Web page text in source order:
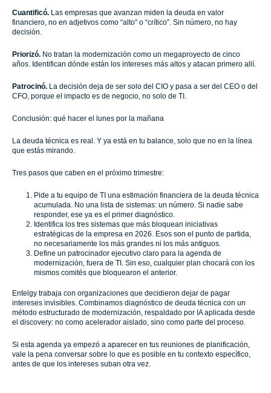
Cuantificó. Las empresas que avanzan miden la deuda en valor
financiero, no en adjetivos como “alto” o “crítico”. Sin número, no hay
decisión.
Priorizó. No tratan la modernización como un megaproyecto de cinco
años. Identifican dónde están los intereses más altos y atacan primero allí.
Patrocinó. La decisión deja de ser solo del CIO y pasa a ser del CEO o del
CFO, porque el impacto es de negocio, no solo de TI.
Conclusión: qué hacer el lunes por la mañana
La deuda técnica es real. Y ya está en tu balance, solo que no en la línea
que estás mirando.
Tres pasos que caben en el próximo trimestre:
Pide a tu equipo de TI una estimación financiera de la deuda técnica
acumulada. No una lista de sistemas: un número. Si nadie sabe
responder, ese ya es el primer diagnóstico.
Identifica los tres sistemas que más bloquean iniciativas
estratégicas de la empresa en 2026. Esos son el punto de partida,
no necesariamente los más grandes ni los más antiguos.
Define un patrocinador ejecutivo claro para la agenda de
modernización, fuera de TI. Sin eso, cualquier plan chocará con los
mismos comités que bloquearon el anterior.
Entelgy trabaja con organizaciones que decidieron dejar de pagar
intereses invisibles. Combinamos diagnóstico de deuda técnica con un
método estructurado de modernización, respaldado por IA aplicada desde
el discovery: no como acelerador aislado, sino como parte del proceso.
Si esta agenda ya empezó a aparecer en tus reuniones de planificación,
vale la pena conversar sobre lo que es posible en tu contexto específico,
antes de que los intereses suban otra vez.